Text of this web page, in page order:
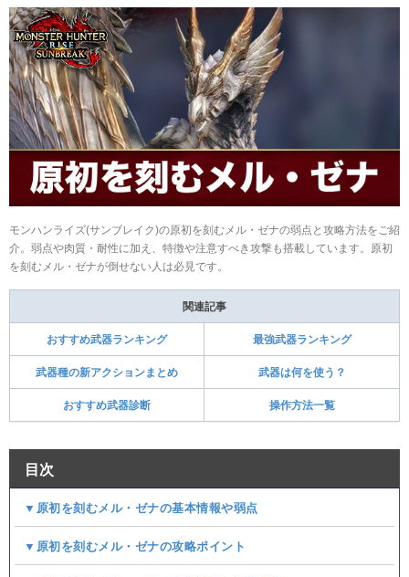
モンハンライズ(サンブレイク)の原初を刻むメル・ゼナの弱点と攻略方法をご紹
介。弱点や肉質・耐性に加え、特徴や注意すべき攻撃も搭載しています。原初
を刻むメル・ゼナが倒せない人は必見です。
関連記事
おすすめ武器ランキング 最強武器ランキング
武器種の新アクションまとめ 武器は何を使う？
おすすめ武器診断 操作方法一覧
目次
▼原初を刻むメル・ゼナの基本情報や弱点
▼原初を刻むメル・ゼナの攻略ポイント